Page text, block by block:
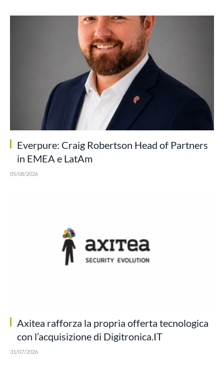
Everpure: Craig Robertson Head of Partners
in EMEA e LatAm
05/08/2026
Axitea rafforza la propria offerta tecnologica
con l’acquisizione di Digitronica.IT
31/07/2026